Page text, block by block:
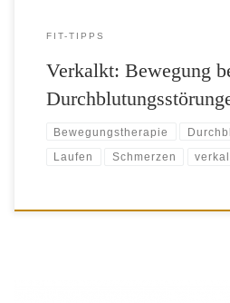
FIT-TIPPS
Verkalkt: Bewegung
Bewegungstherapie
Laufen Schmerzen